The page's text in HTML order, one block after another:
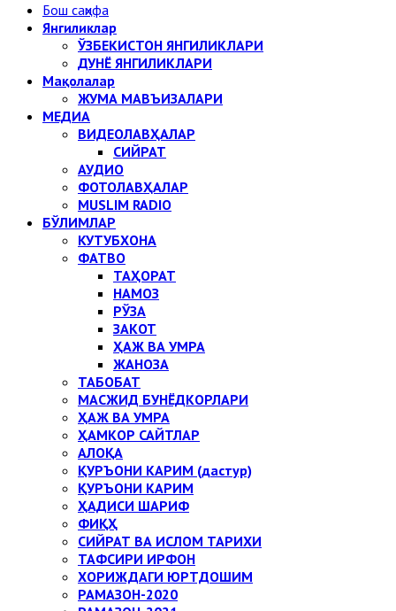
Бош саҳифа
Янгиликлар
ЎЗБЕКИСТОН ЯНГИЛИКЛАРИ
ДУНЁ ЯНГИЛИКЛАРИ
Мақолалар
ЖУМА МАВЪИЗАЛАРИ
МЕДИА
ВИДЕОЛАВҲАЛАР
СИЙРАТ
АУДИО
ФОТОЛАВҲАЛАР
MUSLIM RADIO
БЎЛИМЛАР
КУТУБХОНА
ФАТВО
ТАҲОРАТ
НАМОЗ
РЎЗА
ЗАКОТ
ҲАЖ ВА УМРА
ЖАНОЗА
ТАБОБАТ
МАСЖИД БУНЁДКОРЛАРИ
ҲАЖ ВА УМРА
ҲАМКОР САЙТЛАР
АЛОҚА
ҚУРЪОНИ КАРИМ (дастур)
ҚУРЪОНИ КАРИМ
ҲАДИСИ ШАРИФ
ФИҚҲ
СИЙРАТ ВА ИСЛОМ ТАРИХИ
ТАФСИРИ ИРФОН
ХОРИЖДАГИ ЮРТДОШИМ
РАМАЗОН-2020